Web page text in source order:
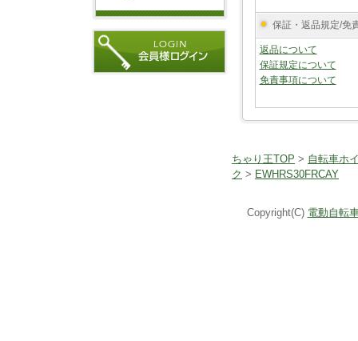
保証・返品規定/免
返品について
保証規定について
免責事項について
ちゃり王TOP > 自転車ホ
ク > EWHRS30FRCAY
Copyright(C) 電動自転